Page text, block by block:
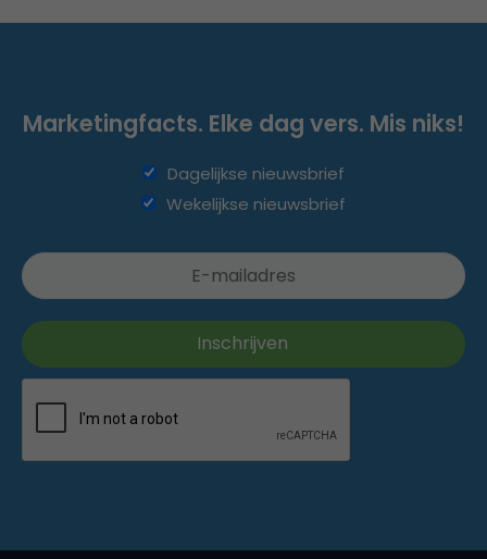
Marketingfacts. Elke dag vers. Mis niks!
Dagelijkse nieuwsbrief
Wekelijkse nieuwsbrief